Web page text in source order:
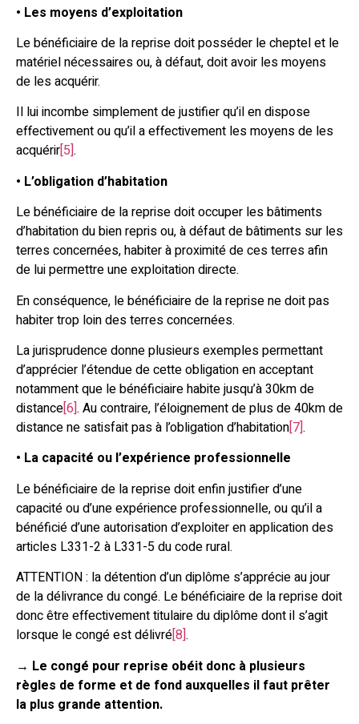
• Les moyens d’exploitation
Le bénéficiaire de la reprise doit posséder le cheptel et le
matériel nécessaires ou, à défaut, doit avoir les moyens
de les acquérir.
Il lui incombe simplement de justifier qu’il en dispose
effectivement ou qu’il a effectivement les moyens de les
acquérir[5].
• L’obligation d’habitation
Le bénéficiaire de la reprise doit occuper les bâtiments
d’habitation du bien repris ou, à défaut de bâtiments sur les
terres concernées, habiter à proximité de ces terres afin
de lui permettre une exploitation directe.
En conséquence, le bénéficiaire de la reprise ne doit pas
habiter trop loin des terres concernées.
La jurisprudence donne plusieurs exemples permettant
d’apprécier l’étendue de cette obligation en acceptant
notamment que le bénéficiaire habite jusqu’à 30km de
distance[6]. Au contraire, l’éloignement de plus de 40km de
distance ne satisfait pas à l’obligation d’habitation[7].
• La capacité ou l’expérience professionnelle
Le bénéficiaire de la reprise doit enfin justifier d’une
capacité ou d’une expérience professionnelle, ou qu’il a
bénéficié d’une autorisation d’exploiter en application des
articles L331-2 à L331-5 du code rural.
ATTENTION : la détention d’un diplôme s’apprécie au jour
de la délivrance du congé. Le bénéficiaire de la reprise doit
donc être effectivement titulaire du diplôme dont il s’agit
lorsque le congé est délivré[8].
→ Le congé pour reprise obéit donc à plusieurs
règles de forme et de fond auxquelles il faut prêter
la plus grande attention.